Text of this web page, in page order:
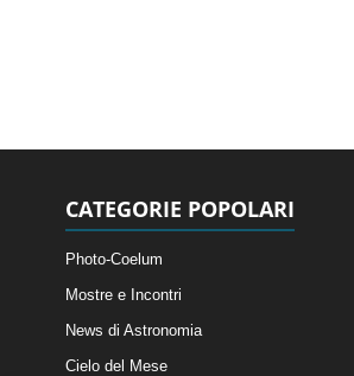
CATEGORIE POPOLARI
Photo-Coelum
Mostre e Incontri
News di Astronomia
Cielo del Mese